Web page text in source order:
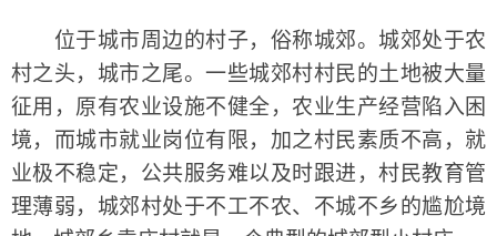
位于城市周边的村子，俗称城郊。城郊处于农
村之头，城市之尾。一些城郊村村民的土地被大量
征用，原有农业设施不健全，农业生产经营陷入困
境，而城市就业岗位有限，加之村民素质不高，就
业极不稳定，公共服务难以及时跟进，村民教育管
理薄弱，城郊村处于不工不农、不城不乡的尴尬境